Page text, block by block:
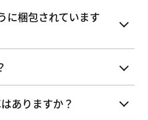
に梱包されています
ありますか？